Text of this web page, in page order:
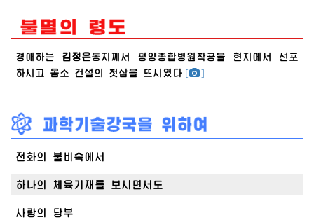
경애하는 김정은동지 께서 평양종합병원착공을 현지에서 선포
하시고 몸소 건설의 첫삽을 뜨시였다 [ ]
전화의 불비속에서
하나의 체육기재를 보시면서도
사랑의 당부